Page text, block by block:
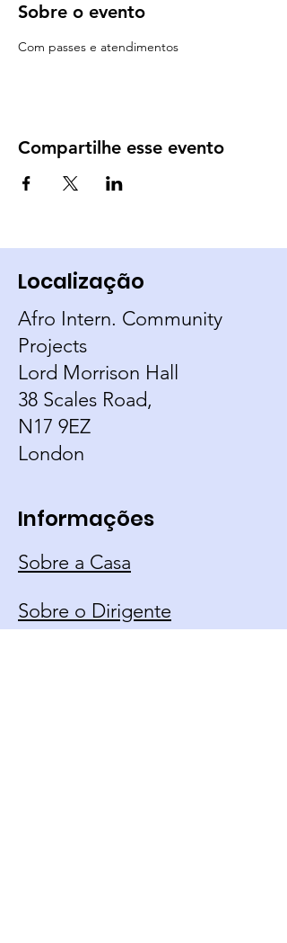
Sobre o evento
Com passes e atendimentos
Compartilhe esse evento
Localização
Afro Intern. Community
Projects
Lord Morrison Hall
38 Scales Road,
N17 9EZ
London
Informações
Sobre a Casa
Sobre o Dirigente